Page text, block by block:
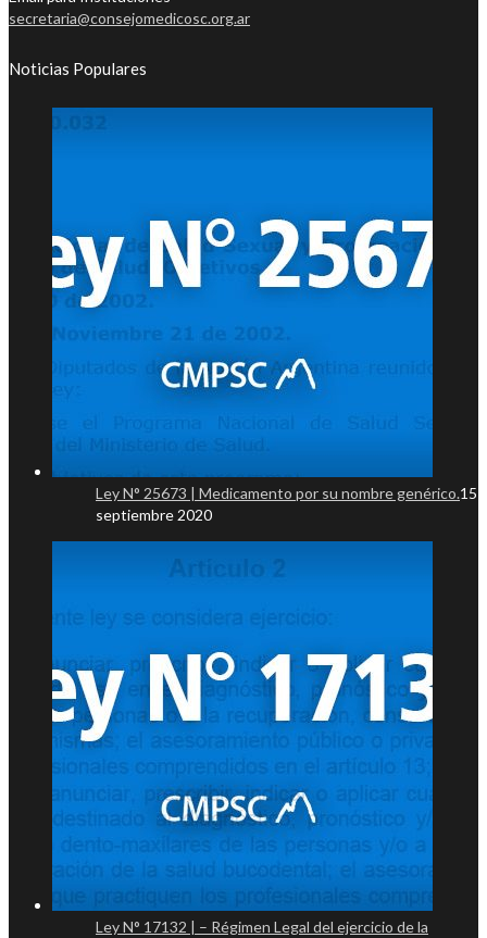
secretaria@consejomedicosc.org.ar
Noticias Populares
Ley N° 25673 | Medicamento por su nombre genérico.15
septiembre 2020
Ley N° 17132 | – Régimen Legal del ejercicio de la